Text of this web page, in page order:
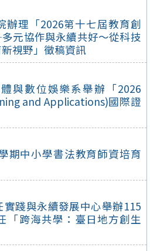
辦理「2026第十七屆教育創
元協作與永續共好～從科技
視野」徵稿資訊
與數位娛樂系舉辦「2026
and Applications)國際證
期中小學書法教育師資培育
踐與永續發展中心舉辦115
「跨海共學：臺日地方創生